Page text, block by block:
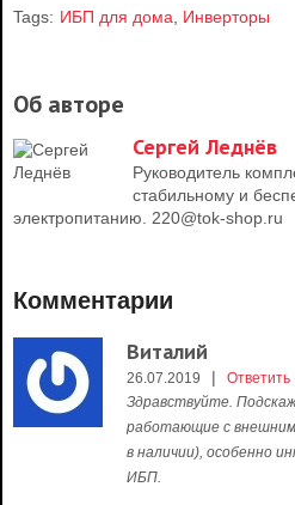
Tags: ИБП для дома Инверторы
Об авторе
Сергей Леднёв
Руководитель
стабильному и
электропитанию. 220@tok-shop.ru
Комментарии
Виталий
26.07.2019 |
Ответить
Здравствуйте.
работающие с
в наличии), особенно
ИБП.